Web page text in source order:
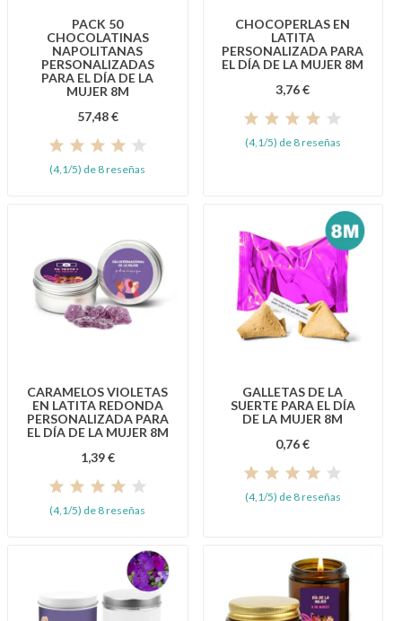
PACK 50
CHOCOLATINAS
NAPOLITANAS
PERSONALIZADAS
PARA EL DÍA DE LA
MUJER 8M
57,48 €
(4,1/5) de 8 reseñas
CHOCOPERLAS EN
LATITA
PERSONALIZADA PARA
EL DÍA DE LA MUJER 8M
3,76 €
(4,1/5) de 8 reseñas
CARAMELOS VIOLETAS
EN LATITA REDONDA
PERSONALIZADA PARA
EL DÍA DE LA MUJER 8M
1,39 €
(4,1/5) de 8 reseñas
GALLETAS DE LA
SUERTE PARA EL DÍA
DE LA MUJER 8M
0,76 €
(4,1/5) de 8 reseñas